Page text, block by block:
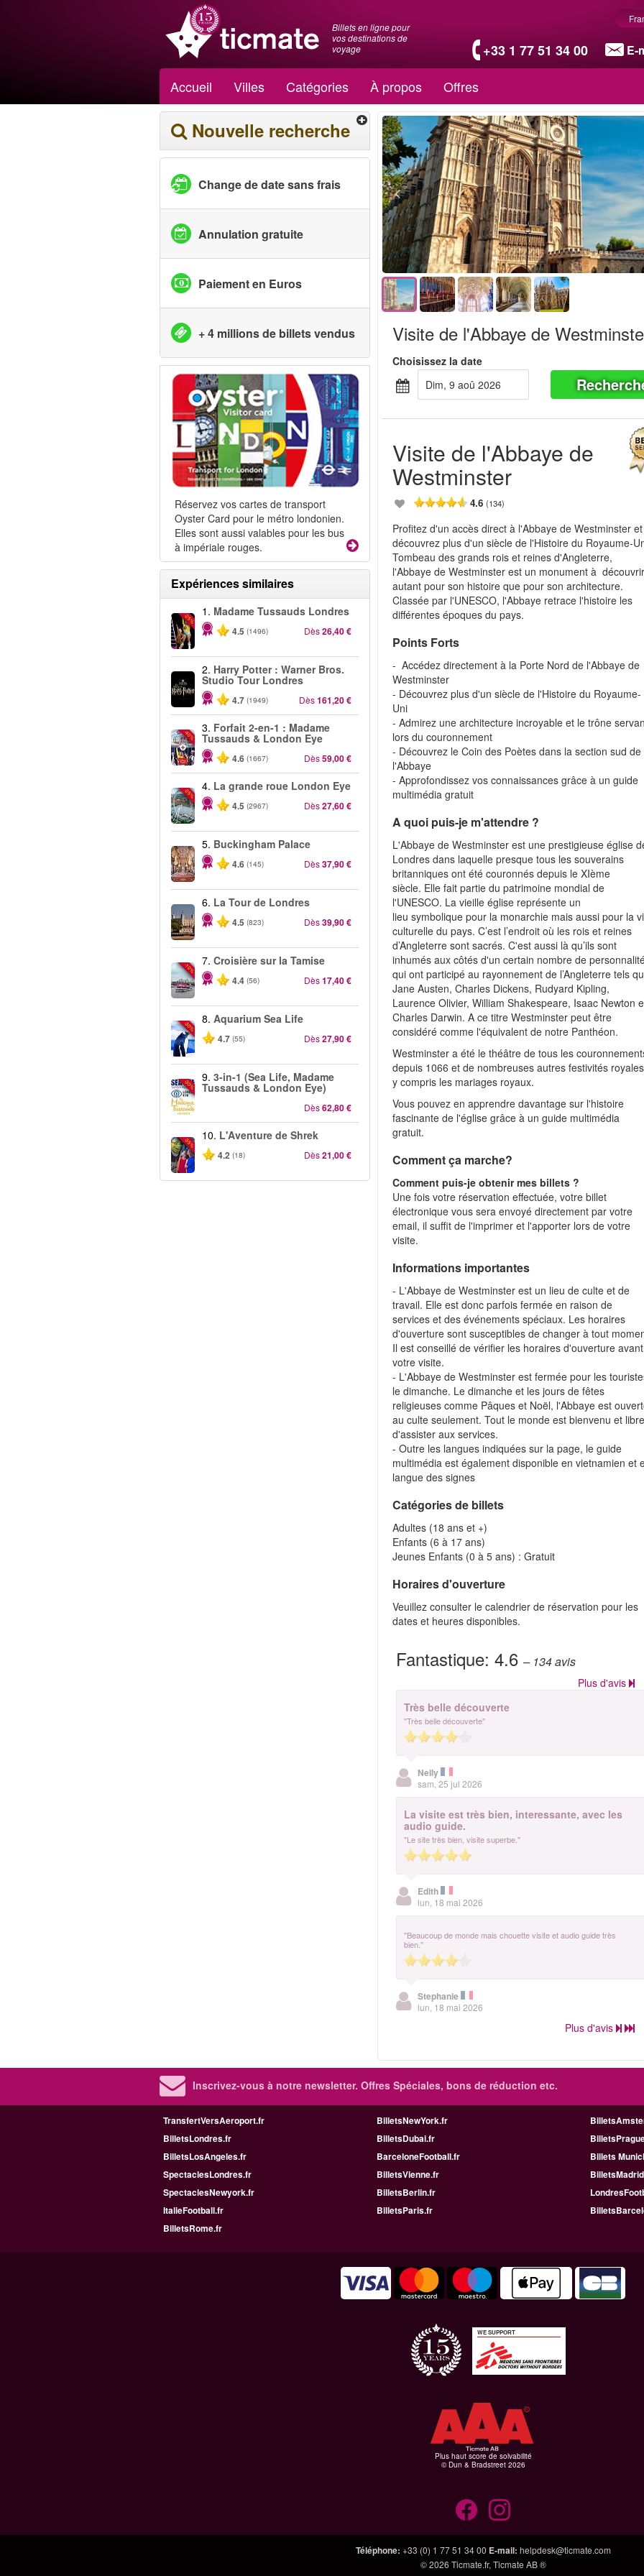
Billets en ligne pour
vos destinations de
voyage
+33 1 77 51 34 00 E-
Accueil Villes Catégories À propos Offres
Nouvelle recherche
Change de date sans frais
Annulation gratuite
Paiement en Euros
+ 4 millions de billets vendus
Réservez vos cartes de transport
Oyster Card pour le métro londonien.
Elles sont aussi valables pour les bus
à impériale rouges.
Expériences similaires
-25%
1. Madame Tussauds Londres
4.5 (1496) Dès26,40 €
2. Harry Potter : Warner Bros.
Studio Tour Londres
4.7 (1949) Dès161,20 €
-40%
3. Forfait 2-en-1 : Madame
Tussauds & London Eye
4.6 (1667) Dès59,00 €
-25%
4. La grande roue London Eye
4.5 (2967) Dès27,60 €
5. Buckingham Palace
4.6 (145) Dès37,90 €
6. La Tour de Londres
4.5 (823) Dès39,90 €
-10%
7. Croisière sur la Tamise
4.4 (56) Dès17,40 €
-30%
8. Aquarium Sea Life
4.7 (55) Dès27,90 €
-30%
9. 3-in-1 (Sea Life, Madame
Tussauds & London Eye)
Dès62,80 €
-35%
10. L'Aventure de Shrek
4.2 (18) Dès21,00 €
Visite de l'Abbaye de
Choisissez la date
dim, 9 aoû 2026
Visite de l'Abbaye de
Westminster
4.6(134)
Profitez d'un accès direct à l'Abbaye de Westminster et
découvrez plus d'un siècle de l'Histoire du Royaume-
Tombeau des grands rois et reines d'Angleterre,
l'Abbaye de Westminster est un monument à découvrir
autant pour son histoire que pour son architecture.
Classée par l'UNESCO, l'Abbaye retrace l'histoire les
différentes époques du pays.
Points Forts
- Accédez directement à la Porte Nord de l'Abbaye de
Westminster
- Découvrez plus d'un siècle de l'Histoire du Royaume-
Uni
- Admirez une architecture incroyable et le trône
lors du couronnement
- Découvrez le Coin des Poètes dans la section sud de
l'Abbaye
- Approfondissez vos connaissances grâce à un guide
multimédia gratuit
A quoi puis-je m'attendre ?
L'Abbaye de Westminster est une prestigieuse église
Londres dans laquelle presque tous les souverains
britanniques ont été couronnés depuis le XIème
siècle. Elle fait partie du patrimoine mondial de
l'UNESCO. La vieille église représente un
lieu symbolique pour la monarchie mais aussi pour la
culturelle du pays. C’est l’endroit où les rois et reines
d’Angleterre sont sacrés. C'est aussi là qu’ils sont
inhumés aux côtés d'un certain nombre de
qui ont participé au rayonnement de l’Angleterre tels
Jane Austen, Charles Dickens, Rudyard Kipling,
Laurence Olivier, William Shakespeare, Isaac Newton
Charles Darwin. A ce titre Westminster peut être
considéré comme l'équivalent de notre Panthéon.
Westminster a été le théâtre de tous les
depuis 1066 et de nombreuses autres festivités
y compris les mariages royaux.
Vous pouvez en apprendre davantage sur l'histoire
fascinante de l'église grâce à un guide multimédia
gratuit.
Comment ça marche?
Comment puis-je obtenir mes billets ?
Une fois votre réservation effectuée, votre billet
électronique vous sera envoyé directement par votre
email, il suffit de l'imprimer et l'apporter lors de votre
visite.
Informations importantes
- L'Abbaye de Westminster est un lieu de culte et de
travail. Elle est donc parfois fermée en raison de
services et des événements spéciaux. Les horaires
d'ouverture sont susceptibles de changer à tout
Il est conseillé de vérifier les horaires d'ouverture avant
votre visite.
- L'Abbaye de Westminster est fermée pour les
le dimanche. Le dimanche et les jours de fêtes
religieuses comme Pâques et Noël, l'Abbaye est
au culte seulement. Tout le monde est bienvenu et libre
d'assister aux services.
- Outre les langues indiquées sur la page, le guide
multimédia est également disponible en vietnamien et
langue des signes
Catégories de billets
Adultes (18 ans et +)
Enfants (6 à 17 ans)
Jeunes Enfants (0 à 5 ans) : Gratuit
Horaires d'ouverture
Veuillez consulter le calendrier de réservation pour les
dates et heures disponibles.
Fantastique:4.6– 134avis
Plus d'avis
Très belle découverte
"Très belle découverte"
Nelly
sam, 25 jul 2026
La visite est très bien, interessante, avec les
audio guide.
"Le site très bien, visite superbe."
Edith
lun, 18 mai 2026
"Beaucoup de monde mais chouette visite et audio guide très
bien."
Stephanie
lun, 18 mai 2026
Plus d'avis
Inscrivez-vous à notre newsletter. Offres Spéciales, bons de réduction etc.
TransfertVersAeroport.fr BilletsNewYork.fr
BilletsLondres.fr
BilletsDubai.fr
BilletsLosAngeles.fr
BarceloneFootball.fr
Billets
SpectaclesLondres.fr
BilletsVienne.fr
SpectaclesNewyork.fr
BilletsBerlin.fr
ItalieFootball.fr
BilletsParis.fr
BilletsRome.fr
WE SUPPORT
Plus haut score de solvabilité
© Dun & Bradstreet 2026
Téléphone: +33 (0) 1 77 51 34 00 E-mail: helpdesk@ticmate.com
© 2026 Ticmate.fr, Ticmate AB ®